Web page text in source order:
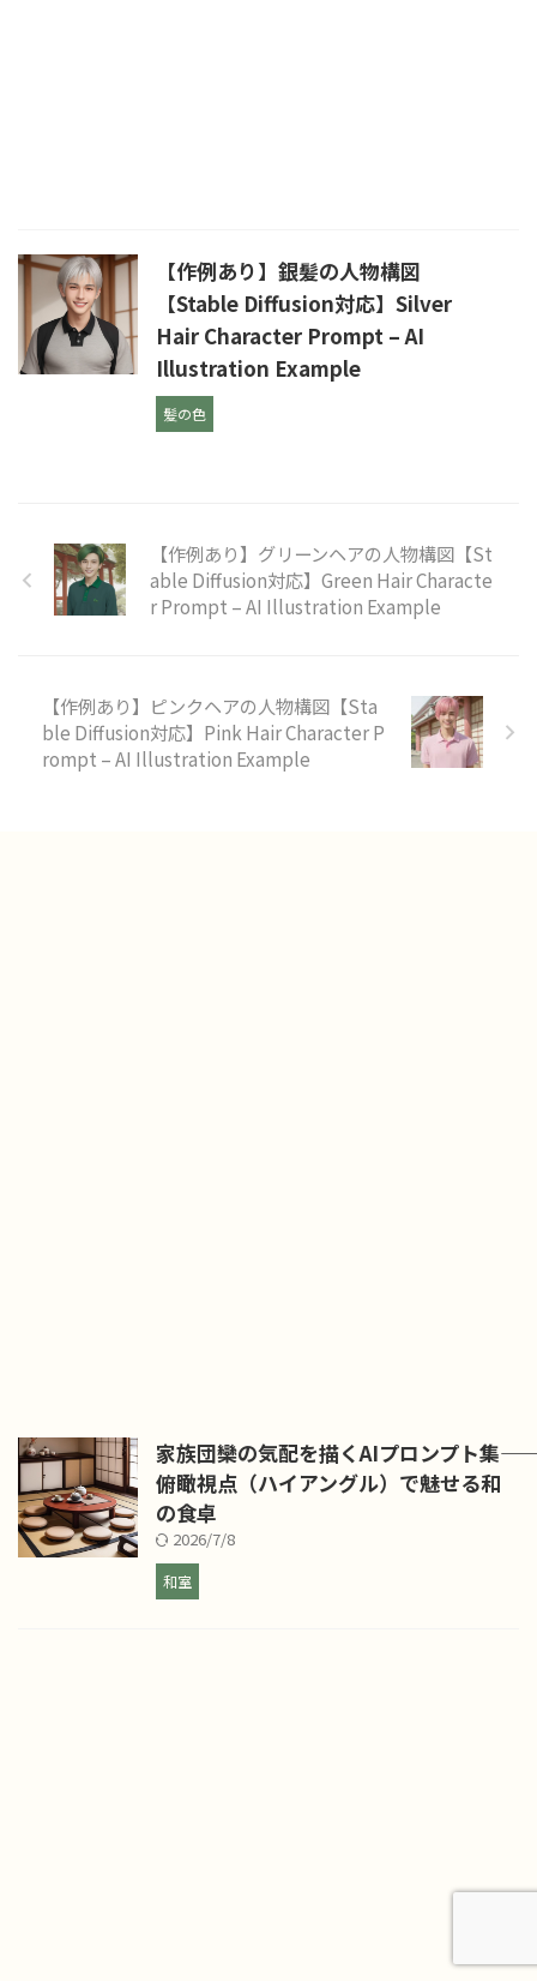
【作例あり】銀髪の人物構図
【Stable Diffusion対応】Silver
Hair Character Prompt – AI
Illustration Example
髪の色
【作例あり】グリーンヘアの人物構図【St
able Diffusion対応】Green Hair Characte
r Prompt – AI Illustration Example
【作例あり】ピンクヘアの人物構図【Sta
ble Diffusion対応】Pink Hair Character P
rompt – AI Illustration Example
家族団欒の気配を描くAIプロンプト集――
俯瞰視点（ハイアングル）で魅せる和
の食卓
2026/7/8
和室